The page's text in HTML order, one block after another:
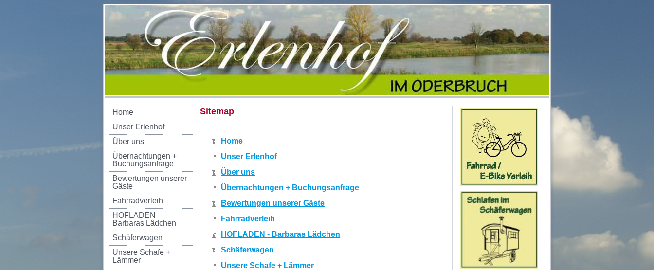
Home
Unser Erlenhof
Über uns
Übernachtungen +
Buchungsanfrage
Bewertungen unserer
Gäste
Fahrradverleih
HOFLADEN -
Barbaras Lädchen
Schäferwagen
Unsere Schafe +
Lämmer
Sitemap
Home
Unser Erlenhof
Über uns
Übernachtungen + Buchungsanfrage
Bewertungen unserer Gäste
Fahrradverleih
HOFLADEN - Barbaras Lädchen
Schäferwagen
Unsere Schafe + Lämmer